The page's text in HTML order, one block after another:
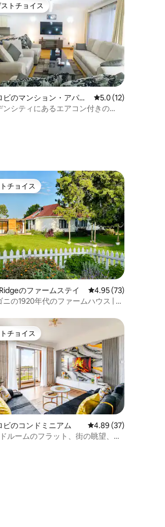
中4.94つ星の平均評価
のゲストチョイスです。
トチョイス
ビのマンション・アパー
レビュー12件、5つ
5.0 (12)
ンシティにあるエアコン付きの
中4.95つ星の平均評価
チョイス
チョイス
のファームステイ レビュー73件、5つ
4.95 (73)
ニの1920年代のファームハウス | お
中4.96つ星の平均評価
チョイス
チョイス
ビのコンドミニアム レビュー37件、5つ星
4.89 (37)
ルームのフラット、街の眺望、プ